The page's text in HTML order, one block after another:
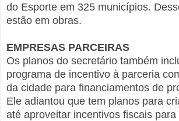
do Esporte em 325 municípios.
estão em obras.
EMPRESAS PARCEIRAS
Os planos do secretário também
programa de incentivo à parceria
da cidade para financiamentos de
Ele adiantou que tem planos para
até aproveitar incentivos fiscais